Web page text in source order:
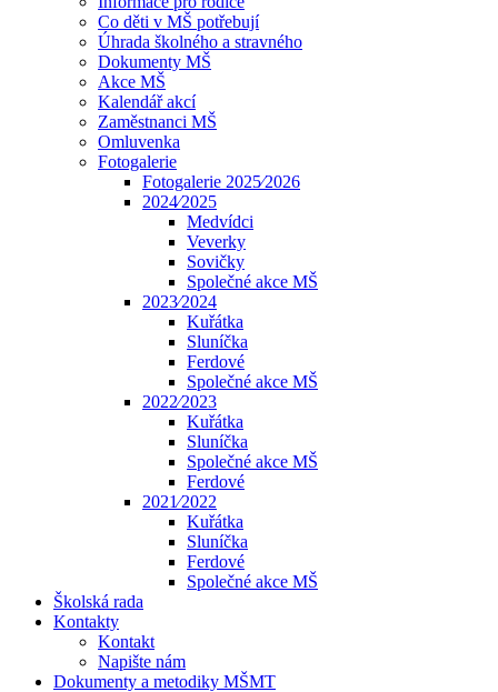
Co děti v MŠ potřebují
Úhrada školného a stravného
Dokumenty MŠ
Akce MŠ
Kalendář akcí
Zaměstnanci MŠ
Omluvenka
Fotogalerie
Fotogalerie 2025⁄2026
2024⁄2025
Medvídci
Veverky
Sovičky
Společné akce MŠ
2023⁄2024
Kuřátka
Sluníčka
Ferdové
Společné akce MŠ
2022⁄2023
Kuřátka
Sluníčka
Společné akce MŠ
Ferdové
2021⁄2022
Kuřátka
Sluníčka
Ferdové
Společné akce MŠ
Školská rada
Kontakty
Kontakt
Napište nám
Dokumenty a metodiky MŠMT